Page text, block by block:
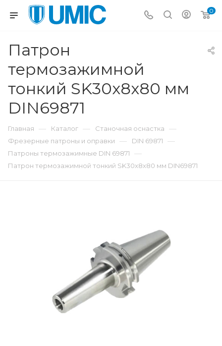
0
Патрон
термозажимной
тонкий SK30x8x80 мм
DIN69871
Главная — Каталог — Станочная оснастка —
Фрезерные патроны и оправки — DIN 69871 —
Патроны термозажимные DIN 69871 —
Патрон термозажимной тонкий SK30x8x80 мм DIN69871